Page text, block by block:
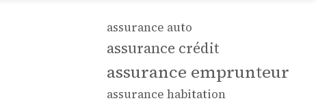
assurance auto
assurance crédit
assurance emprunteur
assurance habitation